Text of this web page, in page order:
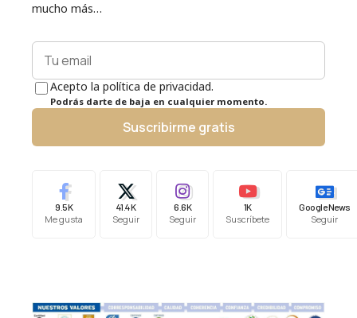
mucho más…
Acepto la política de privacidad.
Podrás darte de baja en cualquier momento.
Suscribirme gratis
9.5K
Me gusta
41.4K
Seguir
6.6K
Seguir
1K
Suscríbete
Google News
Seguir